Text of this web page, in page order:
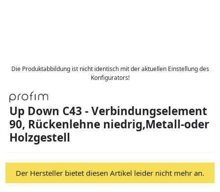
Die Produktabbildung ist nicht identisch mit der aktuellen Einstellung des
Konfigurators!
Up Down C43 - Verbindungselement
90, Rückenlehne niedrig,Metall-oder
Holzgestell
Der Hersteller bietet diesen Artikel leider nicht mehr an.